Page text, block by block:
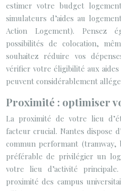
estimer votre budget
simulateurs d’aides au
Action Logement). Pensez
possibilités de colocation,
souhaitez réduire vos
vérifier votre éligibilité aux
peuvent considérablement
Proximité : optimiser
La proximité de votre lieu
facteur crucial. Nantes dispose
commun performant
préférable de privilégier un
votre lieu d’activité
proximité des campus